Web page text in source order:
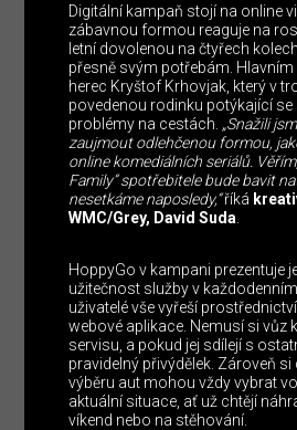
Digitální kampaň stojí na online
zábavnou formou reaguje na
letní dovolenou na čtyřech
přesně svým potřebám.
herec Kryštof Krhovjak, který v
povedenou rodinku potýkající se
problémy na cestách. „Snažili
zaujmout odlehčenou formou,
online komediálních seriálů.
Family“ spotřebitele bude bavit
nesetkáme naposledy,“říká
WMC/Grey, David Suda
HoppyGo v kampani prezentuje
užitečnost služby v
uživatelé vše vyřeší
webové aplikace. Nemusí si vůz
servisu, a pokud jej sdílejí s
pravidelný přivýdělek. Zároveň si
výběru aut mohou vždy vybrat
aktuální situace, ať už chtějí
víkend nebo na stěhování.